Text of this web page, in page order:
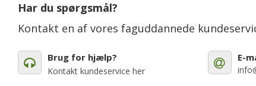
Har du spørgsmål?
Kontakt en af vores faguddannede
Brug for hjælp?
Kontakt kundeservice her
E-